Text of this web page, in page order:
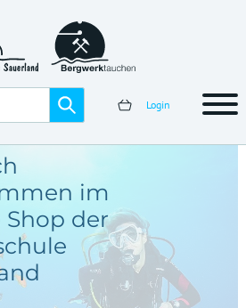
Login
im
der